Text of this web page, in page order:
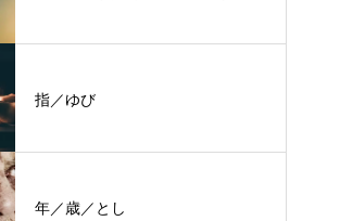
指／ゆび
年／歳／とし